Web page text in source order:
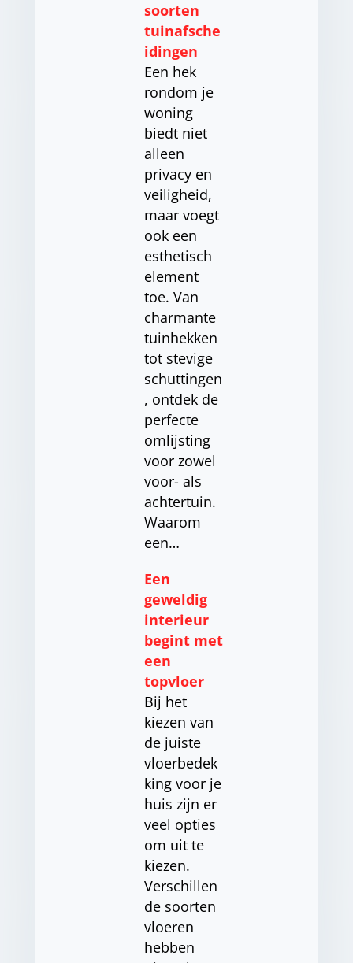
soorten
tuinafsche
idingen
Een hek
rondom je
woning
biedt niet
alleen
privacy en
veiligheid,
maar voegt
ook een
esthetisch
element
toe. Van
charmante
tuinhekken
tot stevige
schuttingen
, ontdek de
perfecte
omlijsting
voor zowel
voor- als
achtertuin.
Waarom
een…
Een
geweldig
interieur
begint met
een
topvloer
Bij het
kiezen van
de juiste
vloerbedek
king voor je
huis zijn er
veel opties
om uit te
kiezen.
Verschillen
de soorten
vloeren
hebben